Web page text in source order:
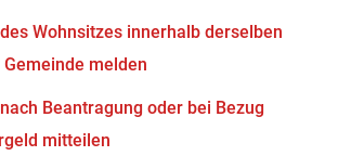
Wohnsitzes innerhalb derselben
melden
Beantragung oder bei Bezug
mitteilen